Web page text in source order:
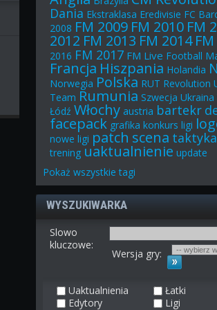
Dania Ekstraklasa Eredivisie FC
2008 FM 2009 FM 2010 FM
2012 FM 2013 FM 2014
2016 FM 2017 FM Live Football
Francja Hiszpania Holandia
Norwegia Polska RUT Revolution
Team Rumunia Szwecja Ukraina
Łódź Włochy austria bartekr
facepack grafika konkurs ligi
nowe ligi patch scena taktyka
trening uaktualnienie update
Pokażwszystkie tagi
WYSZUKIWARKA
Slowo
kluczowe:
Wersja gry:
Uaktualnienia
Łatki
Edytory
Ligi